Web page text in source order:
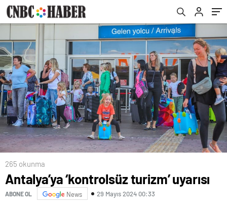
265 okunma
Antalya’ya ‘kontrolsüz turizm’ uyarısı
ABONE OL News 29 Mayıs 2024 00:33